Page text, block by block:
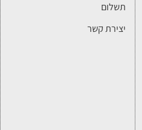
תשלום
יצירת קשר